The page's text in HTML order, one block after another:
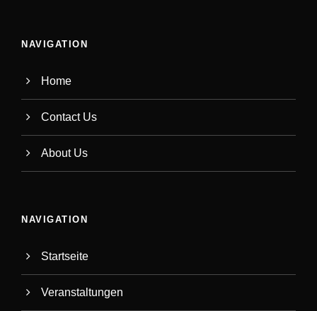
NAVIGATION
Home
Contact Us
About Us
NAVIGATION
Startseite
Veranstaltungen